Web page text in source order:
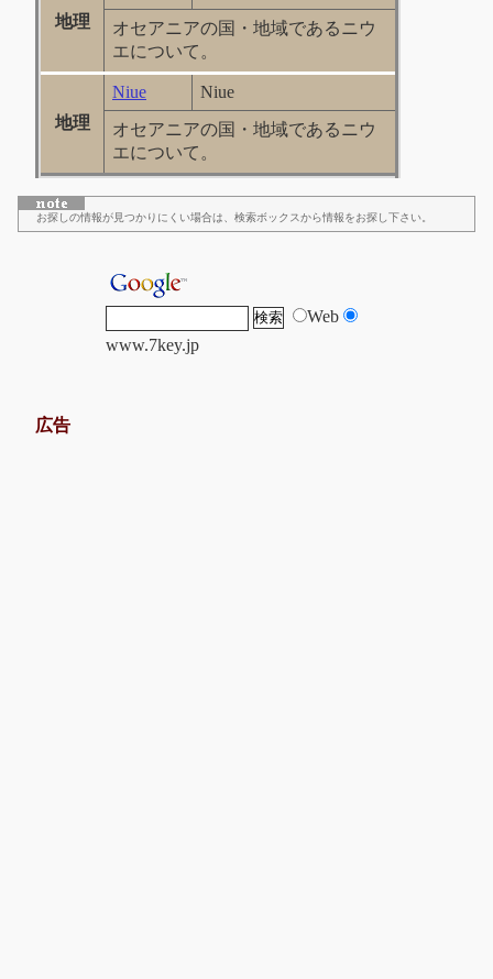
地理
オセアニアの国・地域であるニウ
エについて。
地理
Niue
Niue
オセアニアの国・地域であるニウ
エについて。
お探しの情報が見つかりにくい場合は、検索ボックスから情報をお探し下さい。
Web
www.7key.jp
広告